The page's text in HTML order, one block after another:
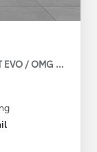
/ OMG LEV!